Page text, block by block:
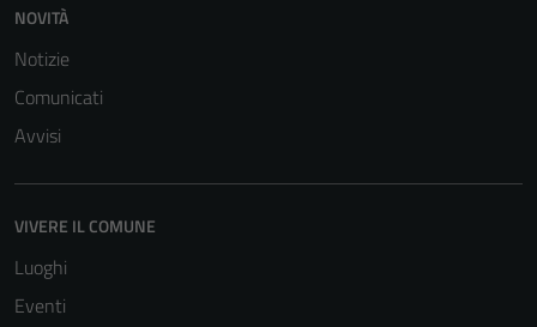
NOVITÀ
Notizie
Comunicati
Avvisi
VIVERE IL COMUNE
Luoghi
Eventi